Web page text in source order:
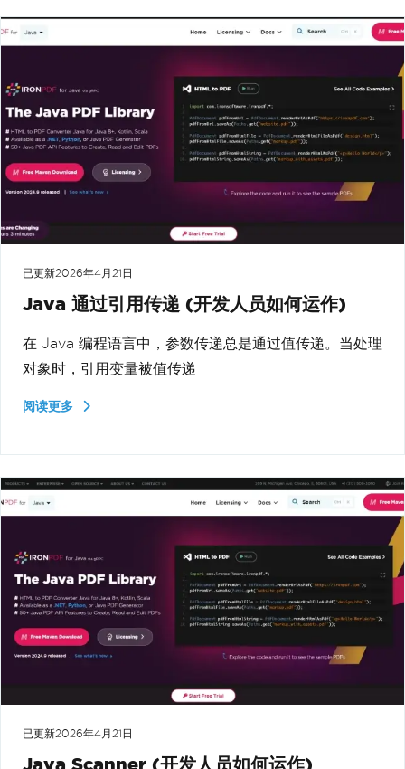
已更新2026年4月21日
Java 通过引用传递 (开发人员如何运作)
在 Java 编程语言中，参数传递总是通过值传递。当处理
对象时，引用变量被值传递
阅读更多
已更新2026年4月21日
Java Scanner (开发人员如何运作)